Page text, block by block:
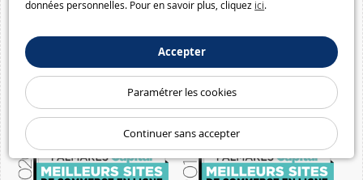
données personnelles. Pour en savoir plus, cliquez ici.
Accepter
Paramétrer les cookies
Continuer sans accepter